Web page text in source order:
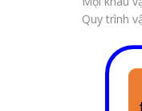
Quy trình